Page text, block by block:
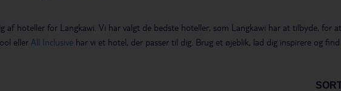
af hoteller for Langkawi. Vi har valgt de bedste hoteller, som Langkawi har at tilbyde, for
eller All Inclusive har vi et hotel, der passer til dig. Brug et øjeblik, lad dig inspirere og